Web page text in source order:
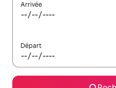
Arrivée
Départ